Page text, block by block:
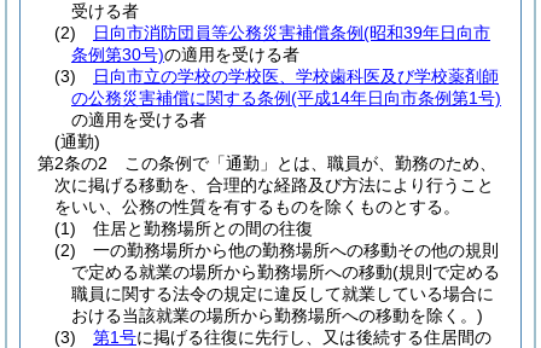
受ける者
(2)
日向市消防団員等公務災害補償条例(昭和39年日向市
条例第30号)の適用を受ける者
(3)
日向市立の学校の学校医、学校歯科医及び学校薬剤師
の公務災害補償に関する条例(平成14年日向市条例第1号)
の適用を受ける者
(通勤)
第2条の2
この条例で「通勤」とは、職員が、勤務のため、
次に掲げる移動を、合理的な経路及び方法により行うこと
をいい、公務の性質を有するものを除くものとする。
(1)
住居と勤務場所との間の往復
(2)
一の勤務場所から他の勤務場所への移動その他の規則
で定める就業の場所から勤務場所への移動(規則で定める
職員に関する法令の規定に違反して就業している場合に
おける当該就業の場所から勤務場所への移動を除く。)
(3)
第1号に掲げる往復に先行し、又は後続する住居間の